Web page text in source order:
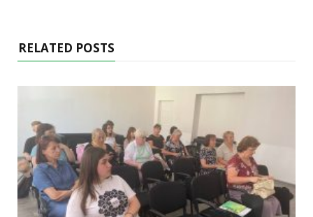
RELATED POSTS